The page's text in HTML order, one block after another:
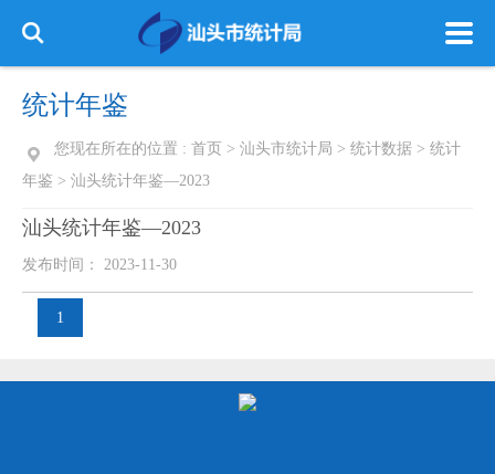
统计年鉴
您现在所在的位置 : 首页 > 汕头市统计局 > 统计数据 > 统计
年鉴 > 汕头统计年鉴—2023
汕头统计年鉴—2023
发布时间： 2023-11-30
1